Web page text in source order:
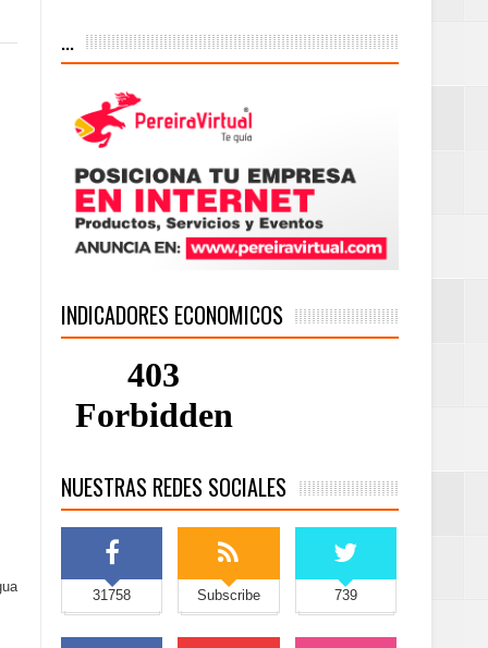
...
INDICADORES ECONOMICOS
NUESTRAS REDES SOCIALES
31758 Subscribe 739